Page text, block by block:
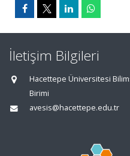
İletişim Bilgileri
Hacettepe Üniversitesi
Birimi
avesis@hacettepe.edu.tr